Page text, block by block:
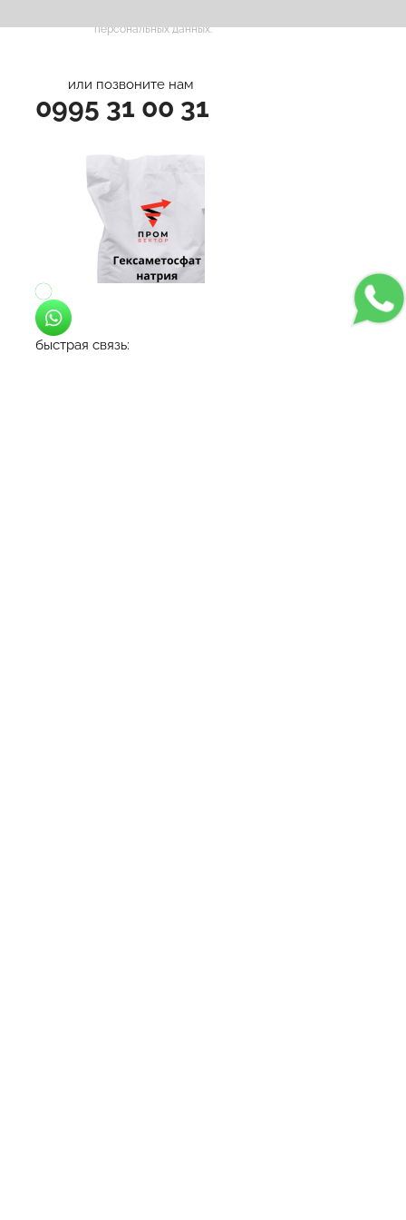
персональных данных.
или позвоните нам
0995 31 00 31
быстрая связь: